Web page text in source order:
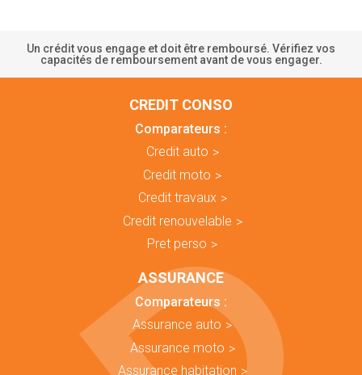
Un crédit vous engage et doit être remboursé. Vérifiez vos
capacités de remboursement avant de vous engager.
CREDIT CONSO
Comparateurs :
Credit auto
Credit moto
Credit travaux
Credit renouvelable
Pret perso
ASSURANCE
Comparateurs :
Assurance auto
Assurance moto
Assurance habitation